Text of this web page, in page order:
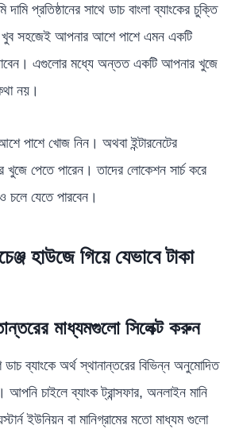
প্রতিষ্ঠানের সাথে ডাচ বাংলা ব্যাংকের চুক্তি
সহজেই আপনার আশে পাশে এমন একটি
যাবেন। এগুলোর মধ্যে অন্তত একটি আপনার খুজে
নয়।
পাশে খোজ নিন। অথবা ইন্টারনেটের
খুজে পেতে পারেন। তাদের লোকেশন সার্চ করে
চলে যেতে পারবেন।
হাউজে গিয়ে যেভাবে টাকা
মাধ্যমগুলো সিলেক্ট করুন
ডাচ ব্যাংকে অর্থ স্থানান্তরের বিভিন্ন অনুমোদিত
আপনি চাইলে ব্যাংক ট্রান্সফার, অনলাইন মানি
ইউনিয়ন বা মানিগ্রামের মতো মাধ্যম গুলো